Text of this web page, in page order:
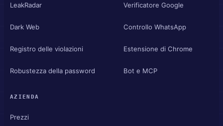
LeakRadar
Dark Web
Registro delle violazioni
Robustezza della password
Verificatore Google
Controllo WhatsApp
Estensione di Chrome
Bot e MCP
AZIENDA
Prezzi